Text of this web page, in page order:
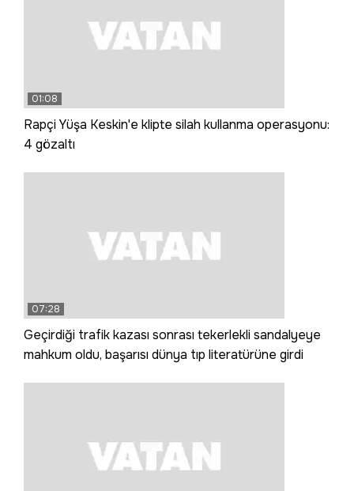
01:08
Rapçi Yüşa Keskin'e klipte silah kullanma operasyonu:
4 gözaltı
07:28
Geçirdiği trafik kazası sonrası tekerlekli sandalyeye
mahkum oldu, başarısı dünya tıp literatürüne girdi